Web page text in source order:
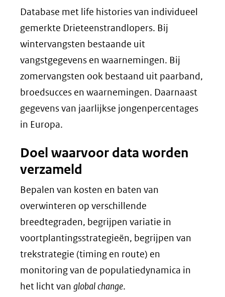
Database met life histories van individueel
gemerkte Drieteenstrandlopers. Bij
wintervangsten bestaande uit
vangstgegevens en waarnemingen. Bij
zomervangsten ook bestaand uit paarband,
broedsucces en waarnemingen. Daarnaast
gegevens van jaarlijkse jongenpercentages
in Europa.
Doel waarvoor data worden
verzameld
Bepalen van kosten en baten van
overwinteren op verschillende
breedtegraden, begrijpen variatie in
voortplantingsstrategieën, begrijpen van
trekstrategie (timing en route) en
monitoring van de populatiedynamica in
het licht van global change.